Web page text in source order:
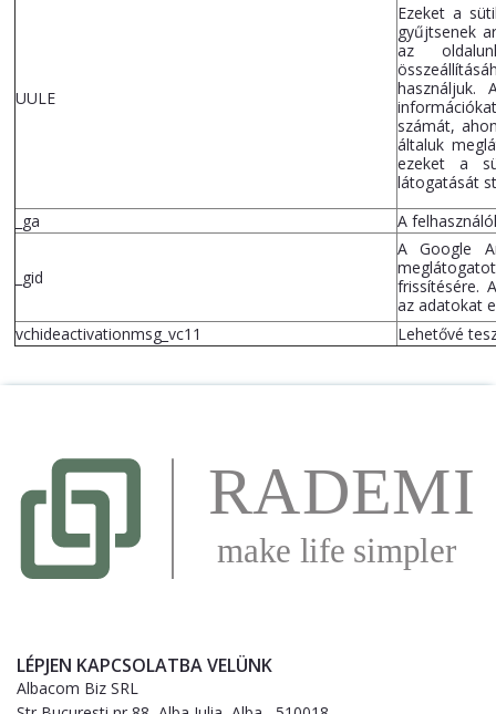
UULE
Ezeket a
gyűjtsenek
az
számát,
általuk
ezeket a
látogatását
_ga
A
_gid
A Google
frissítésére.
az adatokat
vchideactivationmsg_vc11
Lehetővé
LÉPJEN KAPCSOLATBA VELÜNK
Albacom Biz SRL